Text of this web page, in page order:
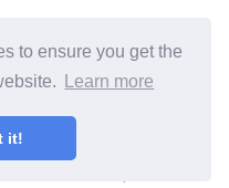
to ensure you get the
Learn more
it!